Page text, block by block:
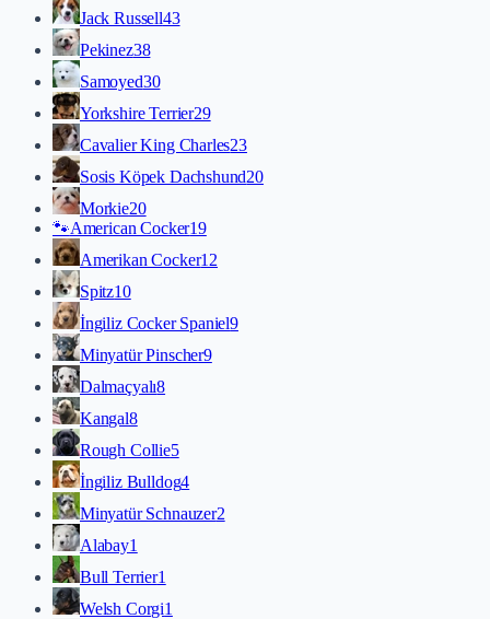
Jack Russell43
Pekinez38
Samoyed30
Yorkshire Terrier29
Cavalier King Charles23
Sosis Köpek Dachshund20
Morkie20
🐾American Cocker19
Amerikan Cocker12
Spitz10
İngiliz Cocker Spaniel9
Minyatür Pinscher9
Dalmaçyalı8
Kangal8
Rough Collie5
İngiliz Bulldog4
Minyatür Schnauzer2
Alabay1
Bull Terrier1
Welsh Corgi1